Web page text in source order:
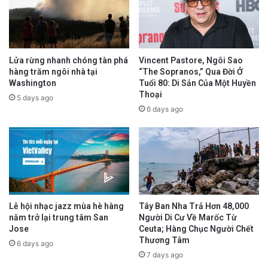
Read More@Epoch Times Tiếng Việt
Lửa rừng nhanh chóng tàn phá
hàng trăm ngôi nhà tại
Washington
5 days ago
Vincent Pastore, Ngôi Sao
“The Sopranos,” Qua Đời Ở
Tuổi 80: Di Sản Của Một Huyền
Thoại
6 days ago
Lễ hội nhạc jazz mùa hè hàng
năm trở lại trung tâm San
Jose
6 days ago
Tây Ban Nha Trả Hơn 48,000
Người Di Cư Về Marốc Từ
Ceuta; Hàng Chục Người Chết
Thương Tâm
7 days ago